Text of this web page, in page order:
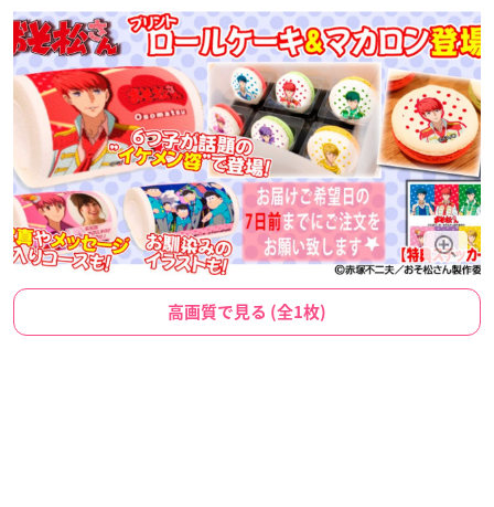
高画質で見る (全1枚)